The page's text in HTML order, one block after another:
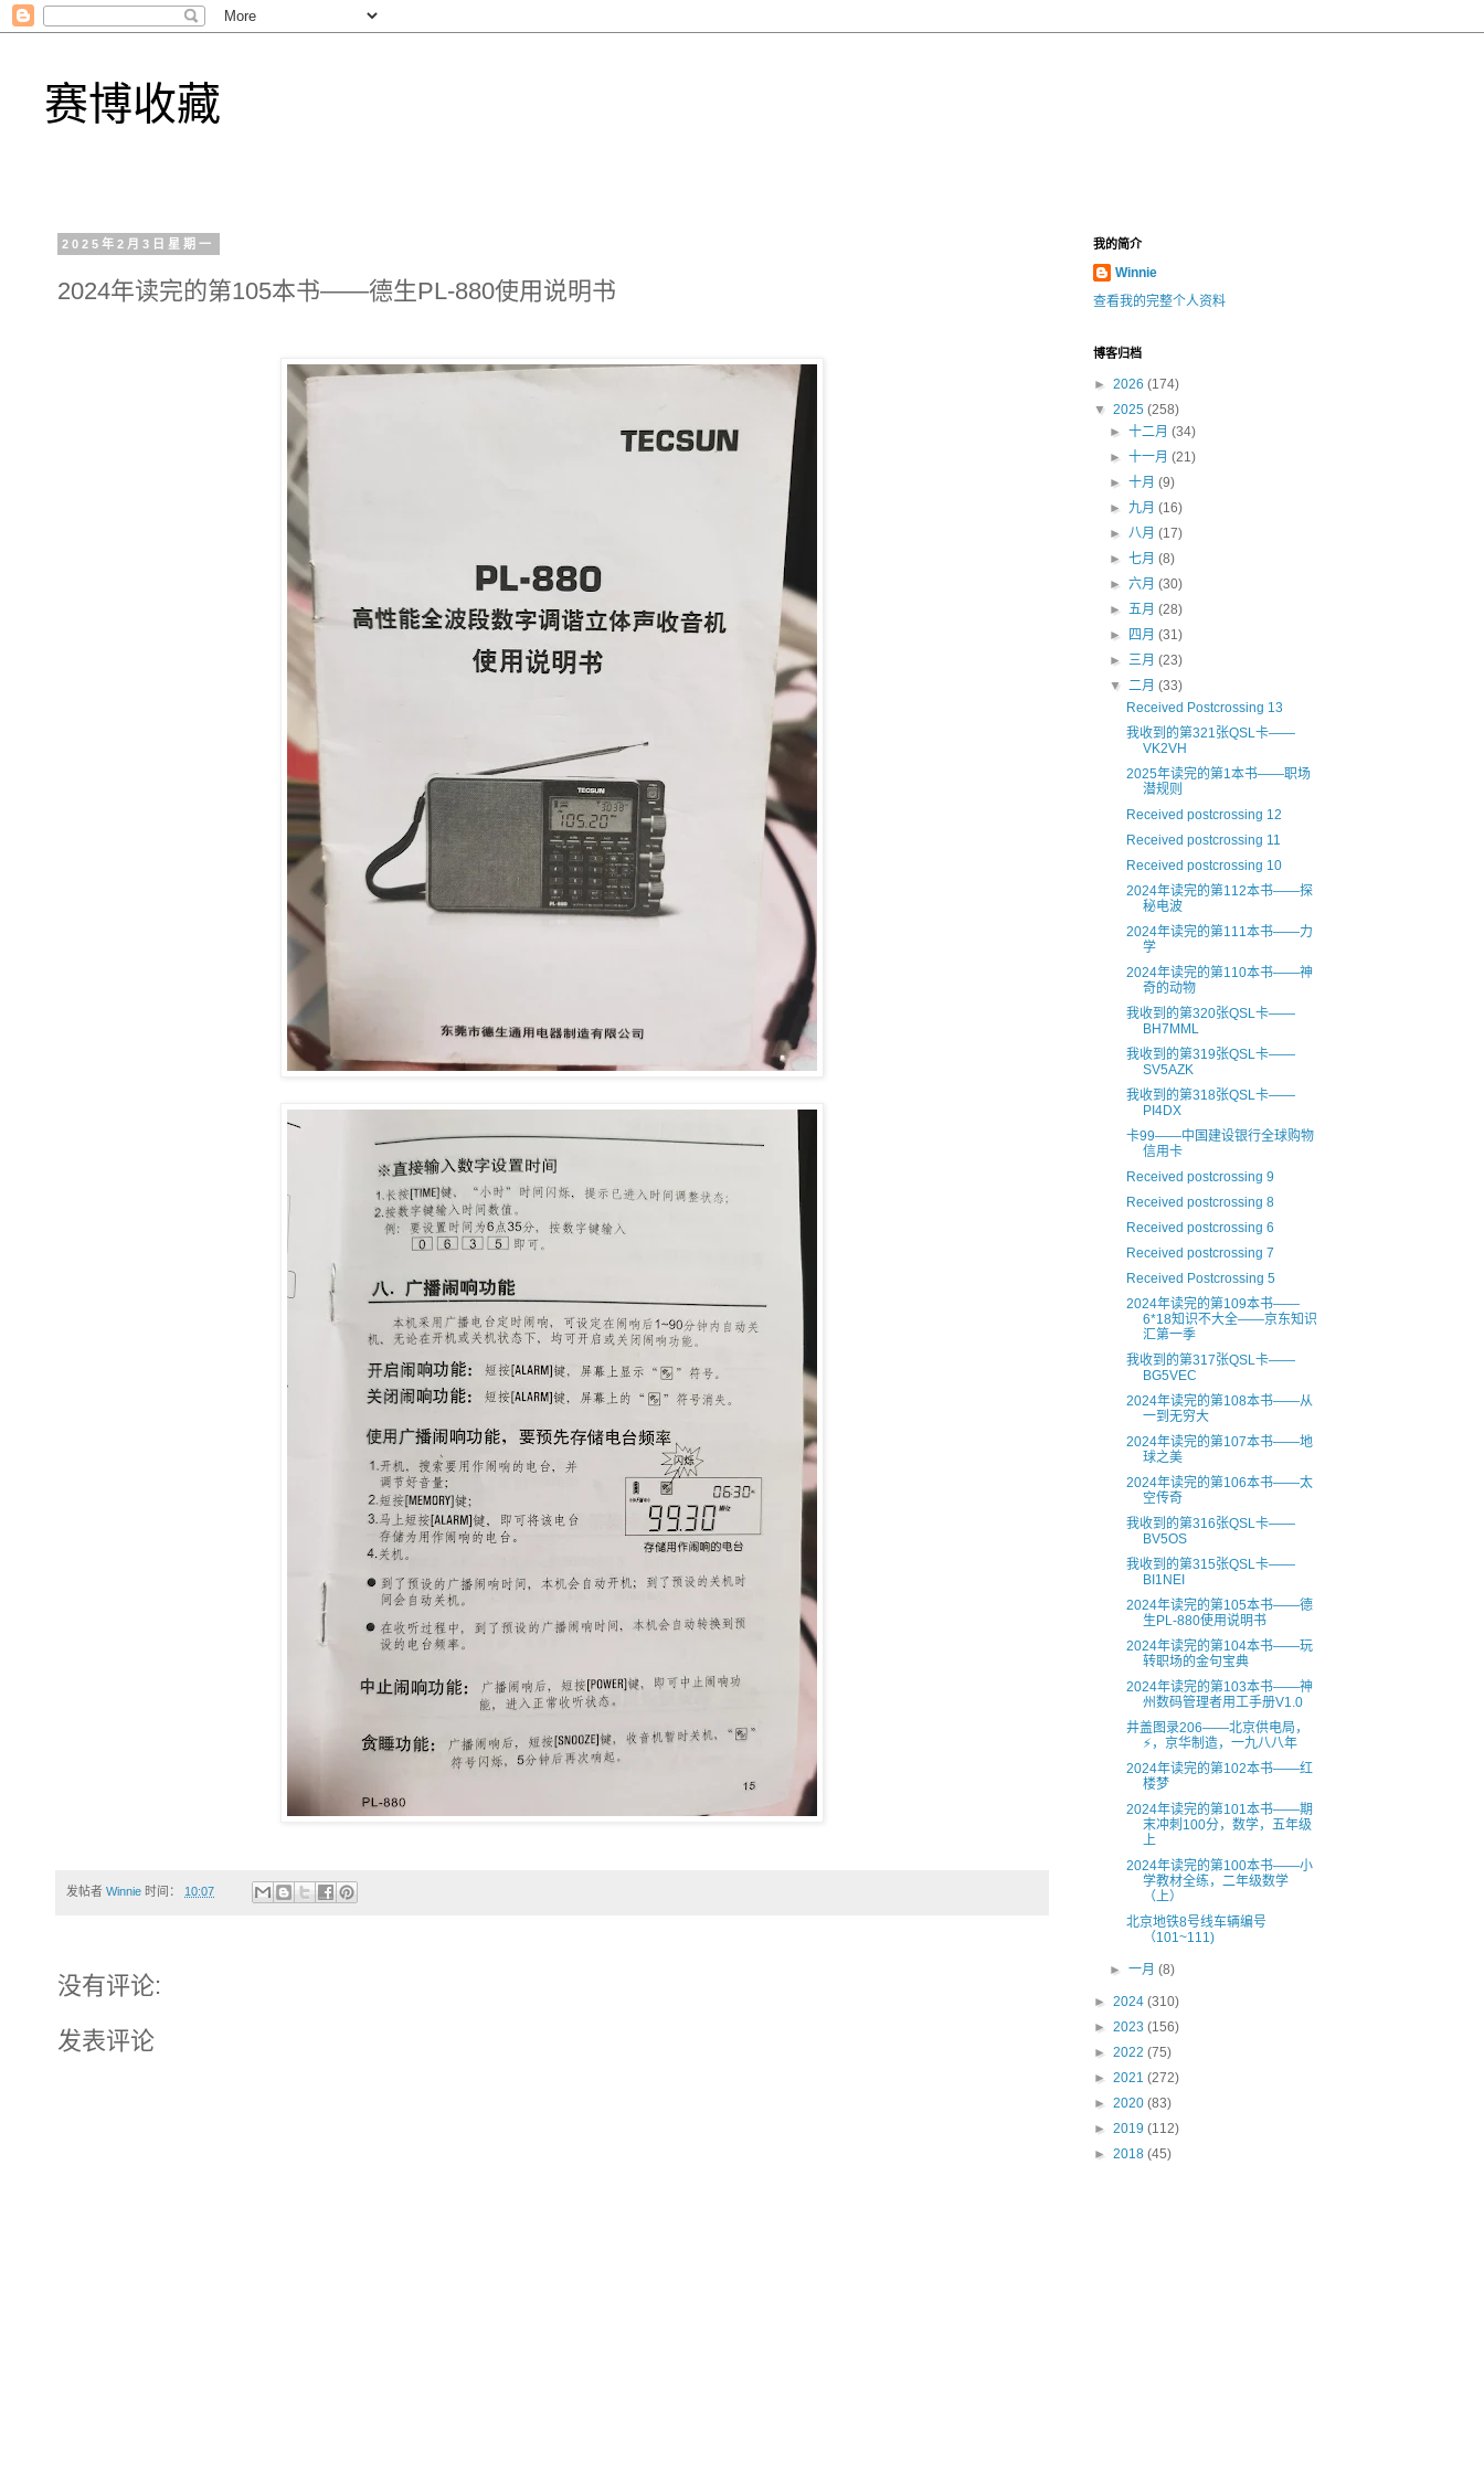
赛博收藏
2025年2月3日星期一
2024年读完的第105本书——德生PL-880使用说明书
发帖者 Winnie 时间： 10:07
没有评论:
发表评论
我的简介
Winnie
查看我的完整个人资料
博客归档
► 2026 (174)
▼ 2025 (258)
►十二月(34)
►十一月(21)
►十月(9)
► 九月(16)
►八月(17)
►七月(8)
►六月(30)
►五月(28)
►
四月(31)
►三月(23)
▼二月(33)
Received Postcrossing 13
我收到的第321张QSL卡——
VK2VH
2025年读完的第1本书——职场
潜规则
Received postcrossing 12
Received postcrossing 11
Received postcrossing 10
2024年读完的第112本书——探
秘电波
2024年读完的第111本书——力
学
2024年读完的第110本书——神
奇的动物
我收到的第320张QSL卡——
BH7MML
我收到的第319张QSL卡——
SV5AZK
我收到的第318张QSL卡——
PI4DX
卡99——中国建设银行全球购物
信用卡
Received postcrossing 9
Received postcrossing 8
Received postcrossing 6
Received postcrossing 7
Received Postcrossing 5
2024年读完的第109本书——
6*18知识不大全——京东知识
汇第一季
我收到的第317张QSL卡——
BG5VEC
2024年读完的第108本书——从
一到无穷大
2024年读完的第107本书——地
球之美
2024年读完的第106本书——太
空传奇
我收到的第316张QSL卡——
BV5OS
我收到的第315张QSL卡——
BI1NEI
2024年读完的第105本书——德
生PL-880使用说明书
2024年读完的第104本书——玩
转职场的金句宝典
2024年读完的第103本书——神
州数码管理者用工手册V1.0
井盖图录206——北京供电局，
⚡，京华制造，一九八八年
2024年读完的第102本书——红
楼梦
2024年读完的第101本书——期
末冲刺100分，数学，五年级
上
2024年读完的第100本书——小
学教材全练，二年级数学
（上）
北京地铁8号线车辆编号
（101~111)
►一月(8)
► 2024 (310)
► 2023 (156)
► 2022 (75)
► 2021 (272)
► 2020 (83)
► 2019 (112)
► 2018 (45)